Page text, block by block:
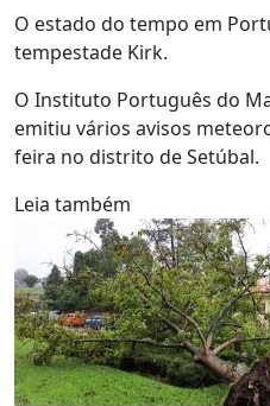
O estado do tempo em
tempestade Kirk.
O Instituto Português do
emitiu vários avisos
feira no distrito de Setúbal.
Leia também